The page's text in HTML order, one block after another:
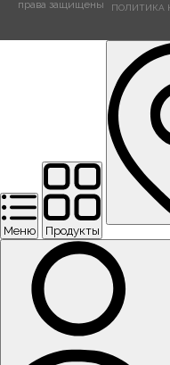
права защищены ПОЛИТИКА
Меню Продукты